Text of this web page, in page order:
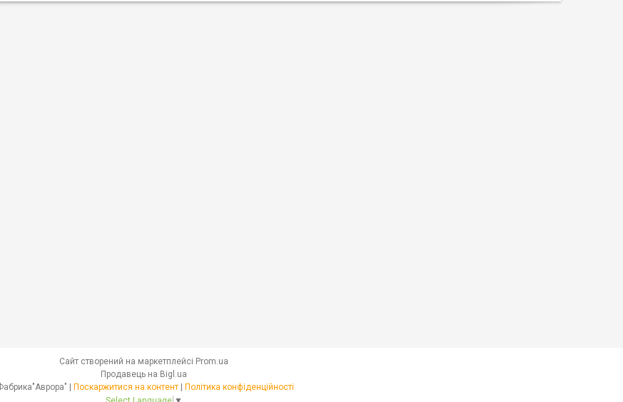
Сайт створений на маркетплейсі Prom.ua
Продавець на Bigl.ua
Поскаржитися на контент
Політика конфіденційності